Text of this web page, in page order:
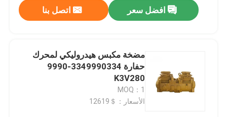
أشرطة فيديو
افضل سعر اتصل بنا
مضخة مكبس هيدروليكي لمحرك
حفارة 3349990334-9990
K3V280
MOQ：1
الأسعار：＄12619